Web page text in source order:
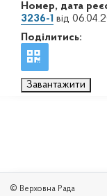
Номер, дата
3236-1 від
Поділитись:
Завантажити
© Верховна Рада